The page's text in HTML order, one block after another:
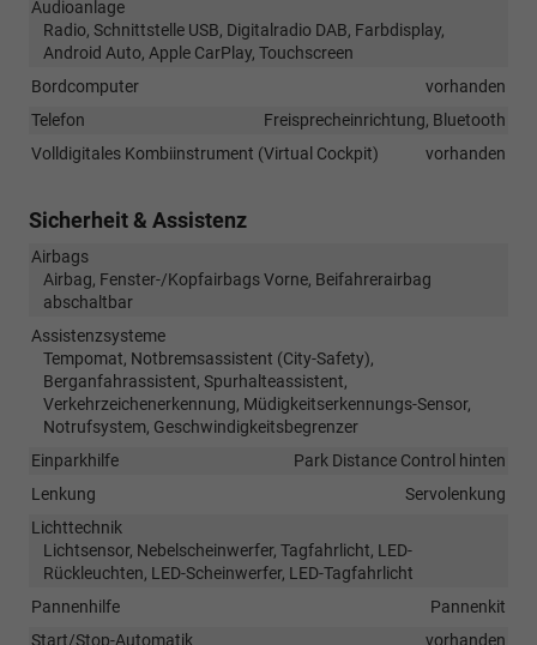
Audioanlage
Radio, Schnittstelle USB, Digitalradio DAB, Farbdisplay,
Android Auto, Apple CarPlay, Touchscreen
Bordcomputer
vorhanden
Telefon
Freisprecheinrichtung, Bluetooth
Volldigitales Kombiinstrument (Virtual Cockpit)
vorhanden
Sicherheit & Assistenz
Airbags
Airbag, Fenster-/Kopfairbags Vorne, Beifahrerairbag
abschaltbar
Assistenzsysteme
Tempomat, Notbremsassistent (City-Safety),
Berganfahrassistent, Spurhalteassistent,
Verkehrzeichenerkennung, Müdigkeitserkennungs-Sensor,
Notrufsystem, Geschwindigkeitsbegrenzer
Einparkhilfe
Park Distance Control hinten
Lenkung
Servolenkung
Lichttechnik
Lichtsensor, Nebelscheinwerfer, Tagfahrlicht, LED-
Rückleuchten, LED-Scheinwerfer, LED-Tagfahrlicht
Pannenhilfe
Pannenkit
Start/Stop-Automatik
vorhanden